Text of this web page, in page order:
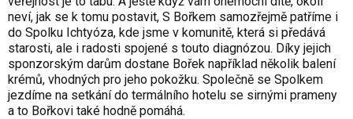
neví, jak se k tomu postavit, S Bořkem samozřejmě patříme i
do Spolku Ichtyóza, kde jsme v komunitě, která si předává
starosti, ale i radosti spojené s touto diagnózou. Díky jejich
sponzorským darům dostane Bořek například několik balení
krémů, vhodných pro jeho pokožku. Společně se Spolkem
jezdíme na setkání do termálního hotelu se sirnými prameny
a to Bořkovi také hodně pomáhá.